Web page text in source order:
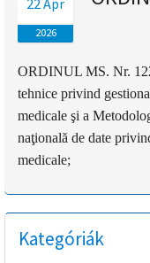
magyar
nyelvű
oldal
fejlesztés
alatt
van
Átiranyítás
22 Ápr
2026
ORDINUL MS. Nr.
tehnice privind
medicale şi a
naţională de date
medicale;
Kategóriák